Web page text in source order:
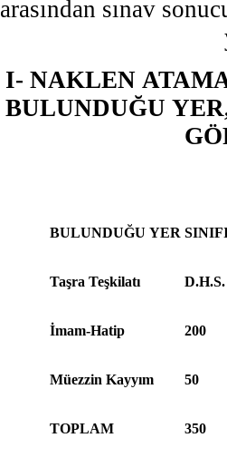
arasından sınav
I- NAKLEN
BULUNDUĞU
BULUNDUĞU YER
Taşra Teşkilatı D.H.S.
İmam-Hatip 200
Müezzin Kayyım 50
TOPLAM 350